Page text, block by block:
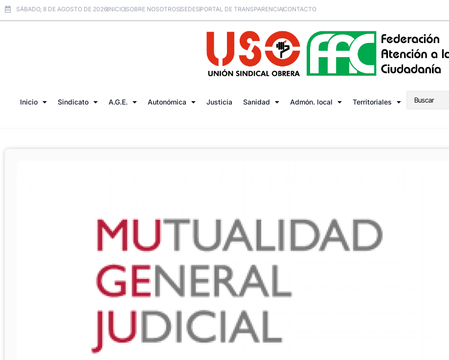
SÁBADO, 8 DE AGOSTO DE 2026INICIOSOBRE NOSOTROSSEDESPORTAL DE TRANSPARENCIACONTACTO
Inicio Sindicato A.G.E. Autonómica Justicia Sanidad Admón. local Territoriales